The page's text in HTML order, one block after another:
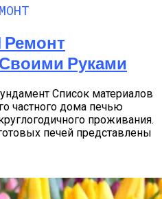
Ремонт
Руками
Список материалов
частного дома печью
проживания.
печей представлены